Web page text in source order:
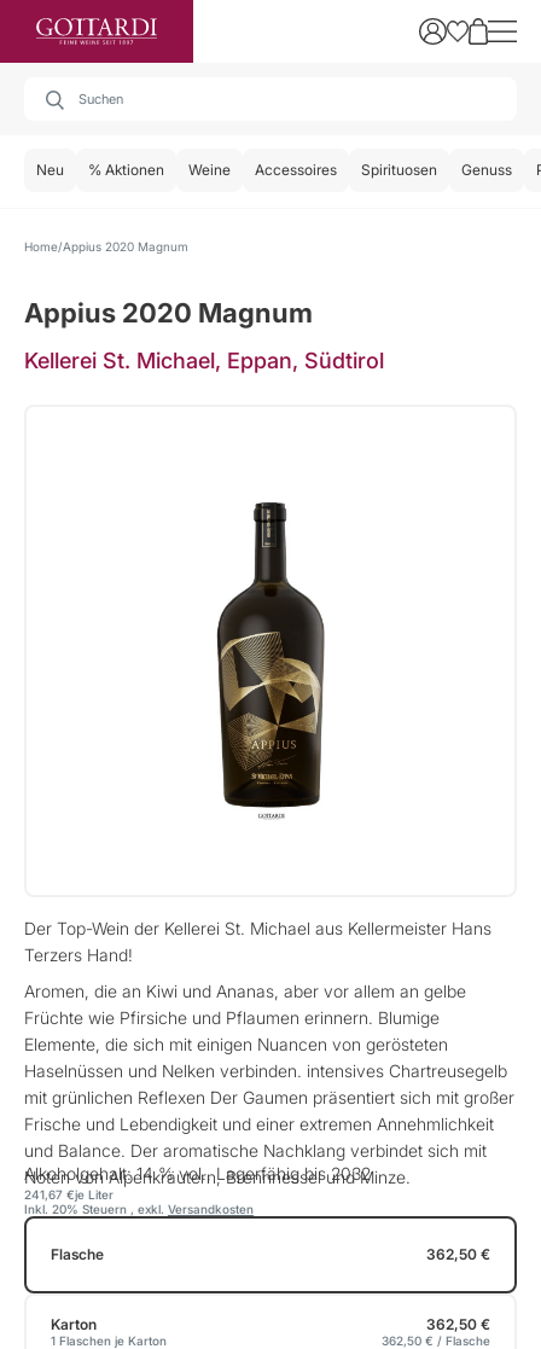
Neu % Aktionen Weine Accessoires Spirituosen Genuss
Home Appius 2020 Magnum
Appius 2020 Magnum
Kellerei St. Michael, Eppan, Südtirol
Der Top-Wein der Kellerei St. Michael aus Kellermeister Hans
Terzers Hand!
Aromen, die an Kiwi und Ananas, aber vor allem an gelbe
Früchte wie Pfirsiche und Pflaumen erinnern. Blumige
Elemente, die sich mit einigen Nuancen von gerösteten
Haselnüssen und Nelken verbinden. intensives Chartreusegelb
mit grünlichen Reflexen Der Gaumen präsentiert sich mit großer
Frische und Lebendigkeit und einer extremen Annehmlichkeit
und Balance. Der aromatische Nachklang verbindet sich mit
Noten von Alpenkräutern, Brennnessel und Minze.
Alkoholgehalt: 14 % vol., Lagerfähig bis 2032
je Liter
241,67 €
Inkl. 20% Steuern , exkl. Versandkosten
Flasche 362,50 €
Karton 362,50 €
1 Flaschen je Karton 362,50 € / Flasche